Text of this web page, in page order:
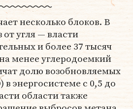
несколько блоков. В
от угля — власти
и более 37 тысяч
менее углеродоемкий
долю возобновляемых
энергосистеме с 0,5 до
области также